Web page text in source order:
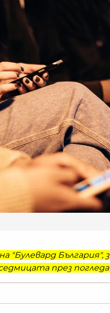
"Булевард България",
през